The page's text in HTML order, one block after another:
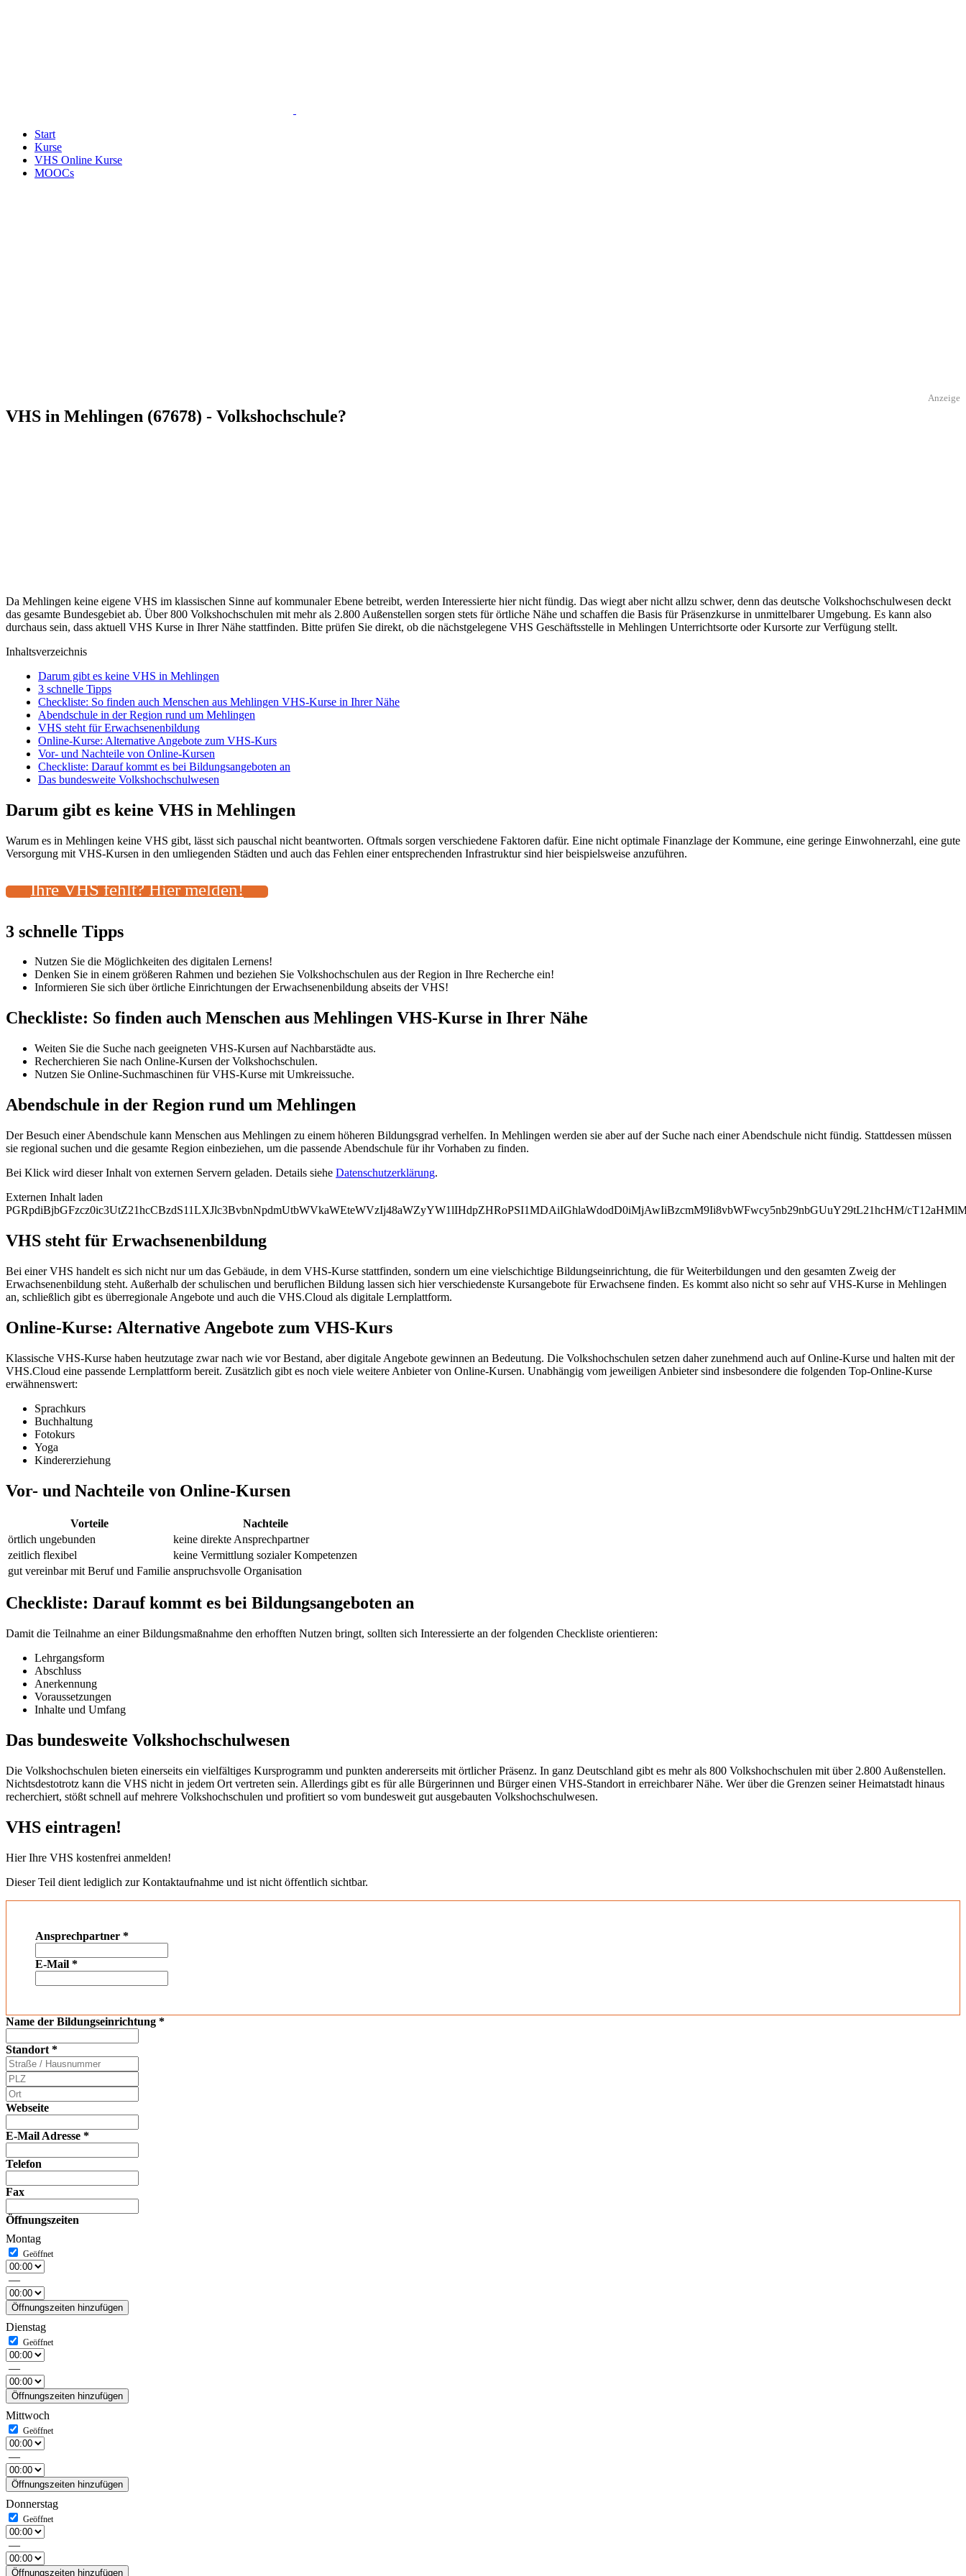
Start
Kurse
VHS Online Kurse
MOOCs
Anzeige
VHS in Mehlingen (67678) - Volkshochschule?
Da Mehlingen keine eigene VHS im klassischen Sinne auf kommunaler Ebene betreibt, werden Interessierte hier nicht fündig. Das wiegt aber nicht allzu schwer, denn das deutsche Volkshochschulwesen deckt
das gesamte Bundesgebiet ab. Über 800 Volkshochschulen mit mehr als 2.800 Außenstellen sorgen stets für örtliche Nähe und schaffen die Basis für Präsenzkurse in unmittelbarer Umgebung. Es kann also
durchaus sein, dass aktuell VHS Kurse in Ihrer Nähe stattfinden. Bitte prüfen Sie direkt, ob die nächstgelegene VHS Geschäftsstelle in Mehlingen Unterrichtsorte oder Kursorte zur Verfügung stellt.
Inhaltsverzeichnis
Darum gibt es keine VHS in Mehlingen
3 schnelle Tipps
Checkliste: So finden auch Menschen aus Mehlingen VHS-Kurse in Ihrer Nähe
Abendschule in der Region rund um Mehlingen
VHS steht für Erwachsenenbildung
Online-Kurse: Alternative Angebote zum VHS-Kurs
Vor- und Nachteile von Online-Kursen
Checkliste: Darauf kommt es bei Bildungsangeboten an
Das bundesweite Volkshochschulwesen
Darum gibt es keine VHS in Mehlingen
Warum es in Mehlingen keine VHS gibt, lässt sich pauschal nicht beantworten. Oftmals sorgen verschiedene Faktoren dafür. Eine nicht optimale Finanzlage der Kommune, eine geringe Einwohnerzahl, eine gute
Versorgung mit VHS-Kursen in den umliegenden Städten und auch das Fehlen einer entsprechenden Infrastruktur sind hier beispielsweise anzuführen.
Ihre VHS fehlt? Hier melden!
3 schnelle Tipps
Nutzen Sie die Möglichkeiten des digitalen Lernens!
Denken Sie in einem größeren Rahmen und beziehen Sie Volkshochschulen aus der Region in Ihre Recherche ein!
Informieren Sie sich über örtliche Einrichtungen der Erwachsenenbildung abseits der VHS!
Checkliste: So finden auch Menschen aus Mehlingen VHS-Kurse in Ihrer Nähe
Weiten Sie die Suche nach geeigneten VHS-Kursen auf Nachbarstädte aus.
Recherchieren Sie nach Online-Kursen der Volkshochschulen.
Nutzen Sie Online-Suchmaschinen für VHS-Kurse mit Umkreissuche.
Abendschule in der Region rund um Mehlingen
Der Besuch einer Abendschule kann Menschen aus Mehlingen zu einem höheren Bildungsgrad verhelfen. In Mehlingen werden sie aber auf der Suche nach einer Abendschule nicht fündig. Stattdessen müssen
sie regional suchen und die gesamte Region einbeziehen, um die passende Abendschule für ihr Vorhaben zu finden.
Bei Klick wird dieser Inhalt von externen Servern geladen. Details siehe Datenschutzerklärung.
Externen Inhalt laden
PGRpdiBjbGFzcz0ic3UtZ21hcCBzdS11LXJlc3BvbnNpdmUtbWVkaWEteWVzIj48aWZyYW1lIHdpZHRoPSI1MDAiIGhlaWdodD0iMjAwIiBzcmM9Ii8vbWFwcy5nb29nbGUuY29tL21hcHM/
VHS steht für Erwachsenenbildung
Bei einer VHS handelt es sich nicht nur um das Gebäude, in dem VHS-Kurse stattfinden, sondern um eine vielschichtige Bildungseinrichtung, die für Weiterbildungen und den gesamten Zweig der
Erwachsenenbildung steht. Außerhalb der schulischen und beruflichen Bildung lassen sich hier verschiedenste Kursangebote für Erwachsene finden. Es kommt also nicht so sehr auf VHS-Kurse in Mehlingen
an, schließlich gibt es überregionale Angebote und auch die VHS.Cloud als digitale Lernplattform.
Online-Kurse: Alternative Angebote zum VHS-Kurs
Klassische VHS-Kurse haben heutzutage zwar nach wie vor Bestand, aber digitale Angebote gewinnen an Bedeutung. Die Volkshochschulen setzen daher zunehmend auch auf Online-Kurse und halten mit der
VHS.Cloud eine passende Lernplattform bereit. Zusätzlich gibt es noch viele weitere Anbieter von Online-Kursen. Unabhängig vom jeweiligen Anbieter sind insbesondere die folgenden Top-Online-Kurse
erwähnenswert:
Sprachkurs
Buchhaltung
Fotokurs
Yoga
Kindererziehung
Vor- und Nachteile von Online-Kursen
Vorteile
Nachteile
örtlich ungebunden
keine direkte Ansprechpartner
zeitlich flexibel
keine Vermittlung sozialer Kompetenzen
gut vereinbar mit Beruf und Familie anspruchsvolle Organisation
Checkliste: Darauf kommt es bei Bildungsangeboten an
Damit die Teilnahme an einer Bildungsmaßnahme den erhofften Nutzen bringt, sollten sich Interessierte an der folgenden Checkliste orientieren:
Lehrgangsform
Abschluss
Anerkennung
Voraussetzungen
Inhalte und Umfang
Das bundesweite Volkshochschulwesen
Die Volkshochschulen bieten einerseits ein vielfältiges Kursprogramm und punkten andererseits mit örtlicher Präsenz. In ganz Deutschland gibt es mehr als 800 Volkshochschulen mit über 2.800 Außenstellen.
Nichtsdestotrotz kann die VHS nicht in jedem Ort vertreten sein. Allerdings gibt es für alle Bürgerinnen und Bürger einen VHS-Standort in erreichbarer Nähe. Wer über die Grenzen seiner Heimatstadt hinaus
recherchiert, stößt schnell auf mehrere Volkshochschulen und profitiert so vom bundesweit gut ausgebauten Volkshochschulwesen.
VHS eintragen!
Hier Ihre VHS kostenfrei anmelden!
Dieser Teil dient lediglich zur Kontaktaufnahme und ist nicht öffentlich sichtbar.
Ansprechpartner *
E-Mail *
Name der Bildungseinrichtung *
Standort *
Webseite
E-Mail Adresse *
Telefon
Fax
Öffnungszeiten
Montag
—
Öffnungszeiten hinzufügen
Dienstag
—
Öffnungszeiten hinzufügen
Mittwoch
—
Öffnungszeiten hinzufügen
Donnerstag
—
Öffnungszeiten hinzufügen